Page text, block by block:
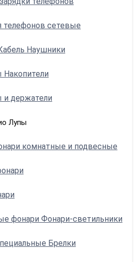
телефонов сетевые
Наушники
и держатели
Лупы
комнатные и подвесные
фонари Фонари-светильники
Брелки